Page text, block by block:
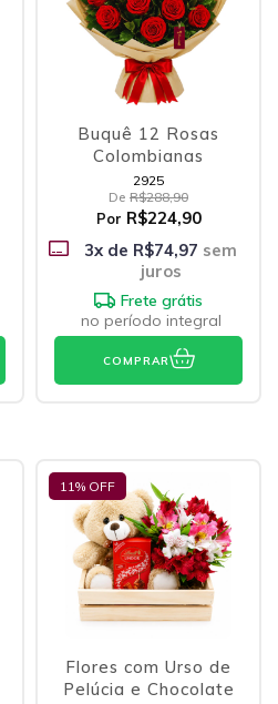
Buquê 12 Rosas
Colombianas
2925
De R$288,90
Por R$224,90
3x de R$74,97 sem
juros
Frete grátis
no período integral
COMPRAR
11% OFF
Flores com Urso de
Pelúcia e Chocolate